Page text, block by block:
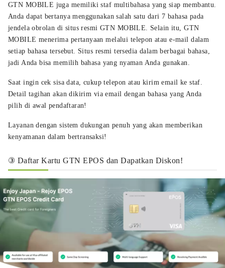
GTN MOBILE juga memiliki staf multibahasa yang siap membantu.
Anda dapat bertanya menggunakan salah satu dari 7 bahasa pada
jendela obrolan di situs resmi GTN MOBILE. Selain itu, GTN
MOBILE menerima pertanyaan melalui telepon atau e-mail dalam
setiap bahasa tersebut. Situs resmi tersedia dalam berbagai bahasa,
jadi Anda bisa memilih bahasa yang nyaman Anda gunakan.
Saat ingin cek sisa data, cukup telepon atau kirim email ke staf.
Detail tagihan akan dikirim via email dengan bahasa yang Anda
pilih di awal pendaftaran!
Layanan dengan sistem dukungan penuh yang akan memberikan
kenyamanan dalam bertransaksi!
③ Daftar Kartu GTN EPOS dan Dapatkan Diskon!